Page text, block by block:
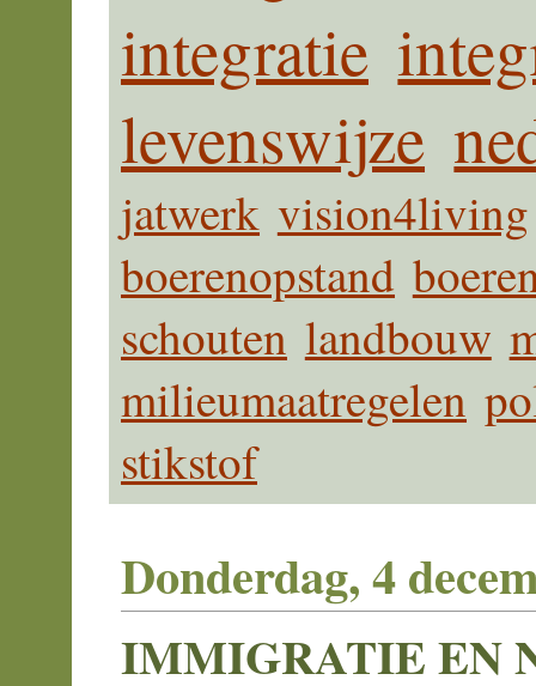
integratie
levenswijze
jatwerk vision4living
boerenopstand
schouten landbouw
milieumaatregelen
stikstof
Donderdag, 4
IMMIGRATIE EN